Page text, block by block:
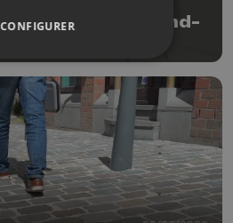
totale du rond-
au 4 juillet
CONFIGURER